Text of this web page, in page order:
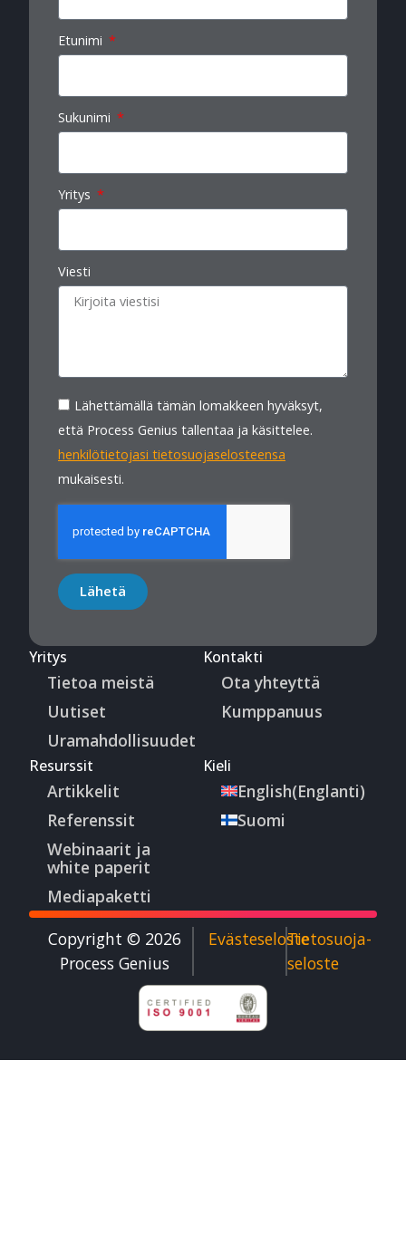
Etunimi
Sukunimi
Yritys
Viesti
Lähettämällä tämän lomakkeen hyväksyt,
että Process Genius tallentaa ja käsittelee.
henkilötietojasi tietosuojaselosteensa
mukaisesti.
Lähetä
Yritys
Tietoa meistä
Uutiset
Uramahdollisuudet
Kontakti
Ota yhteyttä
Kumppanuus
Resurssit
Artikkelit
Referenssit
Webinaarit ja
white paperit
Mediapaketti
Kieli
English(Englanti)
Suomi
Copyright © 2026
Process Genius​
EvästeselosteTietosuoja­
seloste